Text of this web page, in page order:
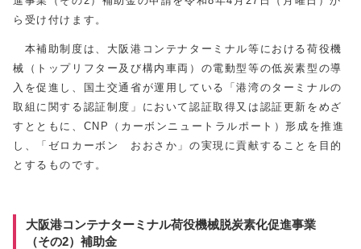
ら受け付けます。
本補助制度は、大阪港コンテナターミナル等における荷役機
械（トップリフター及び構内車両）の電動型等の低炭素型の導
入を促進し、国土交通省が運用している「港湾のターミナルの
取組に関する認証制度」において認証取得又は認証更新をめざ
すとともに、CNP（カーボンニュートラルポート）形成を推進
し、「ゼロカーボン おおさか」の実現に貢献することを目的
とするものです。
大阪港コンテナターミナル荷役機械脱炭素化促進事業
（その2）補助金